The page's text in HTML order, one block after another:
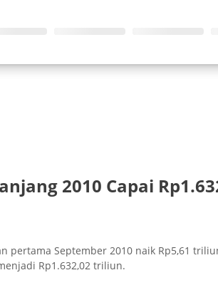
2010 Capai
pertama September 2010 naik Rp5,61
Rp1.632,02 triliun.